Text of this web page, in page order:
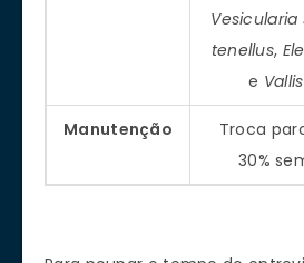
Vesicularia
tenellus,
e
Manutenção
Troca
30%